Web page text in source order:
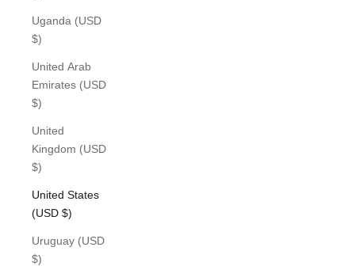
Uganda (USD
$)
United Arab
Emirates (USD
$)
United
Kingdom (USD
$)
United States
(USD $)
Uruguay (USD
$)